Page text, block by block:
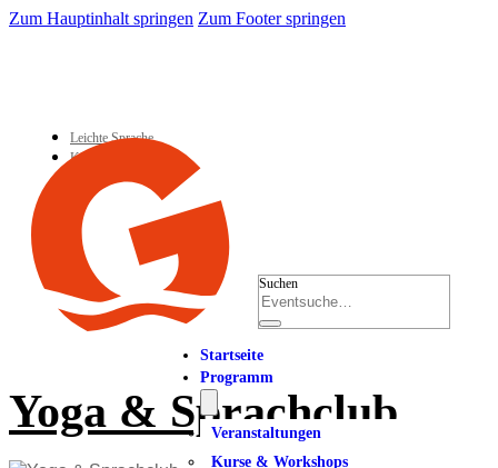
Zum Hauptinhalt springen Zum Footer springen
Leichte Sprache
Kontakt
Suchen
Startseite
Programm
Veranstaltungen
Kurse & Workshops
Yoga & Sprachclub